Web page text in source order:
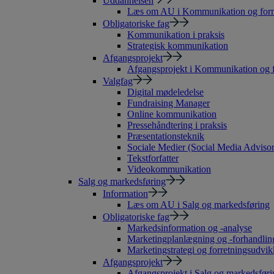
Læs om AU i Kommunikation og
Obligatoriske fag
Kommunikation i praksis
Strategisk kommunikation
Afgangsprojekt
Afgangsprojekt i Kommunikation og
Valgfag
Digital mødeledelse
Fundraising Manager
Online kommunikation
Pressehåndtering i praksis
Præsentationsteknik
Sociale Medier (Social Media
Tekstforfatter
Videokommunikation
Salg og markedsføring
Information
Læs om AU i Salg og markedsføring
Obligatoriske fag
Markedsinformation og -analyse
Marketingplanlægning og -
Marketingstrategi og
Afgangsprojekt